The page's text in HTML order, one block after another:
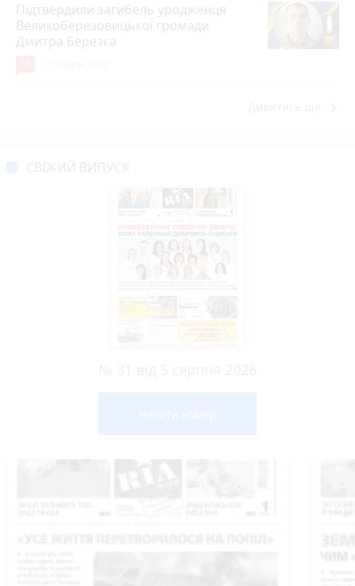
Підтвердили загибель уродженця
Великоберезовицької громади
Дмитра Березка